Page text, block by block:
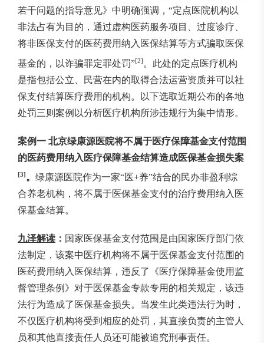
若干问题的指导意见》中明确强调，“定点医院机构以
非法占有为目的，通过虚构医药服务项目、过度诊疗、
将非医保支付的医药费用纳入医保结算等方式骗取医保
基金的，以诈骗罪定罪处罚”[2] 。此处的定点医疗机构
是指包括公立、民营在内的取得合法运营资质并可以社
保支付结算医疗费用的机构。以下选取近期公布的各地
处罚三则案例以分析医疗机构所涉违规行为集中情形。
案例一 北京绿康源医院将不属于医疗保障基金支付范围
的医药费用纳入医疗保障基金结算造成医保基金损失案
[3]。 绿康源医院作为一家“医+养”结合的民办非盈利综
合养老机构，将不属于医保基金支付的治疗费用纳入医
保基金结算。
九泽解读 ： 国家医保基金支付范围是由国家医疗部门依
法制定，该案中医疗机构将不属于医保基金支付范围的
医药费用纳入医保结算，违反了《医疗保障基金使用监
督管理条例》对于医保基金专款专用的相关规定，该违
法行为造成了医保基金损失。当发生此类违法行为时，
不仅医疗机构将受到相应的处罚，其直接负责的主管人
员和其他直接责任人员还可能被追究刑事责任。